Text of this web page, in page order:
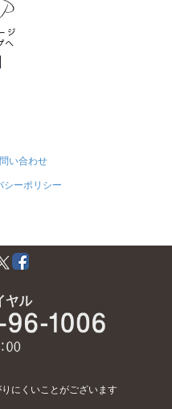
い合わせ
シーポリシー
にくいことがございます